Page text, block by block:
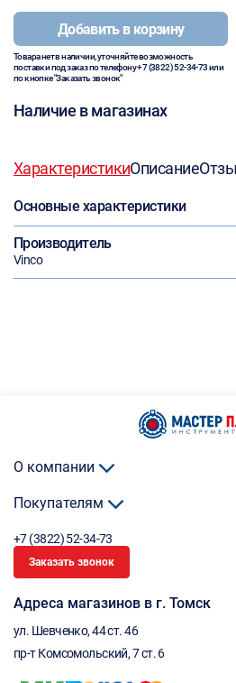
Добавить в корзину
Товара нет в наличии, уточняйте возможность
поставки под заказ по телефону+7 (3822) 52-34-73или
по кнопке "Заказать звонок"
Наличие в магазинах
ХарактеристикиОписание
Основные характеристики
Производитель
Vinco
О компании
Покупателям
+7 (3822) 52-34-73
Заказать звонок
Адреса магазинов в г. Томск
ул. Шевченко, 44 ст. 46
пр-т Комсомольский, 7 ст. 6